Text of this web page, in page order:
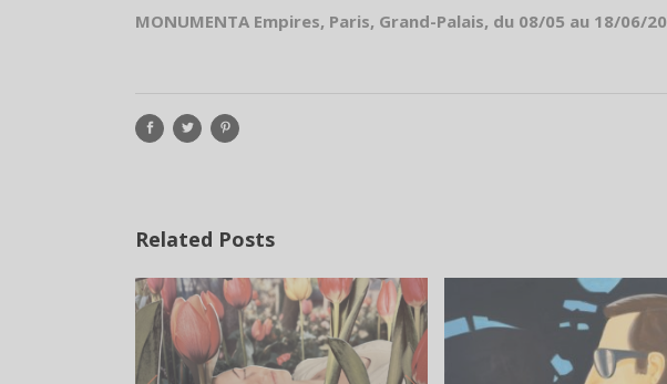
MONUMENTA Empires, Paris, Grand-Palais, du 08/05 au 18/06/
Related Posts